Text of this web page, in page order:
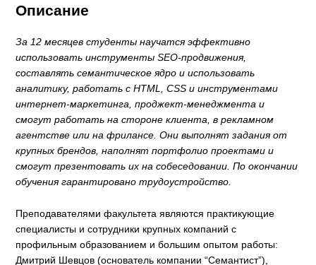
Описание
За 12 месяцев студенты научатся эффективно
использовать инструменты SEO-продвижения,
cоставлять семантическое ядро и использовать
аналитику, работать с HTML, CSS и инструментами
интернет-маркетинга, проджект-менеджмента и
смогут работать на стороне клиента, в рекламном
агентстве или на фрилансе. Они выполнят задания от
крупных брендов, наполнят портфолио проектами и
смогут презентовать их на собеседовании. По окончании
обучения гарантировано трудоустройство.
Преподавателями факультета являются практикующие
специалисты и сотрудники крупных компаний с
профильным образованием и большим опытом работы:
Дмитрий Шевцов (основатель компании “Семантист”),